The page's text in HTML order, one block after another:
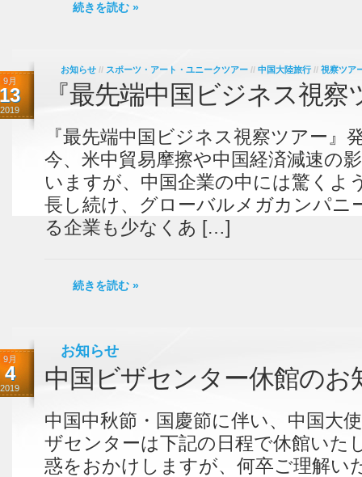
続きを読む »
9月
13
2019
お知らせ // スポーツ・アート・ユニークツアー // 中国大陸旅行 // 視察ツア
『最先端中国ビジネス視察
『最先端中国ビジネス視察ツアー』
今、米中貿易摩擦や中国経済減速の
いますが、中国企業の中には驚くよ
長し続け、グローバルメガカンパニ
る企業も少なくあ […]
続きを読む »
9月
4
2019
お知らせ
中国ビザセンター休館のお
中国中秋節・国慶節に伴い、中国大
ザセンターは下記の日程で休館いた
惑をおかけしますが、何卒ご理解い